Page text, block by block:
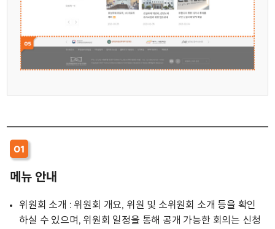
01
메뉴 안내
위원회 소개 : 위원회 개요, 위원 및 소위원회 소개 등을 확인
하실 수 있으며, 위원회 일정을 통해 공개 가능한 회의는 신청